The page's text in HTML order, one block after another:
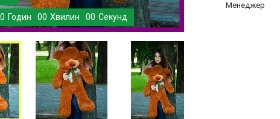
0 Годин 00 Хвилин 00 Секунд
Менеджер